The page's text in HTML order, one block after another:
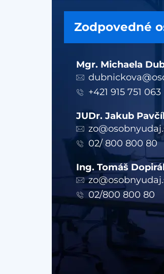
Zodpovedné
Mgr. Michaela
+421 915 751 063
JUDr. Jakub
02/ 800 800 80
Ing. Tomáš
02/800 800 80